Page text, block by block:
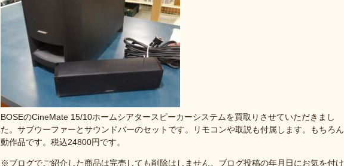
BOSEのCineMate 15/10ホームシアタースピーカーシステムを買取りさせていただきまし
た。サブウーファーとサウンドバーのセットです。リモコンや取説も付属します。もちろん
動作品です。税込24800円です。
※ブログでご紹介した商品は完売しても削除はしません。ブログ投稿の年月日にお気を付け